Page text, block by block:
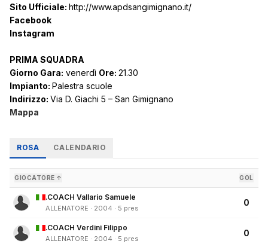
Sito Ufficiale: http://www.apdsangimignano.it/
Facebook
Instagram
PRIMA SQUADRA
Giorno Gara: venerdì Ore: 21.30
Impianto: Palestra scuole
Indirizzo: Via D. Giachi 5 – San Gimignano
Mappa
ROSA CALENDARIO
GIOCATORE ↑ GOL
.COACH Vallario Samuele
ALLENATORE · 2004 · 5 pres
0
.COACH Verdini Filippo
ALLENATORE · 2004 · 5 pres
0